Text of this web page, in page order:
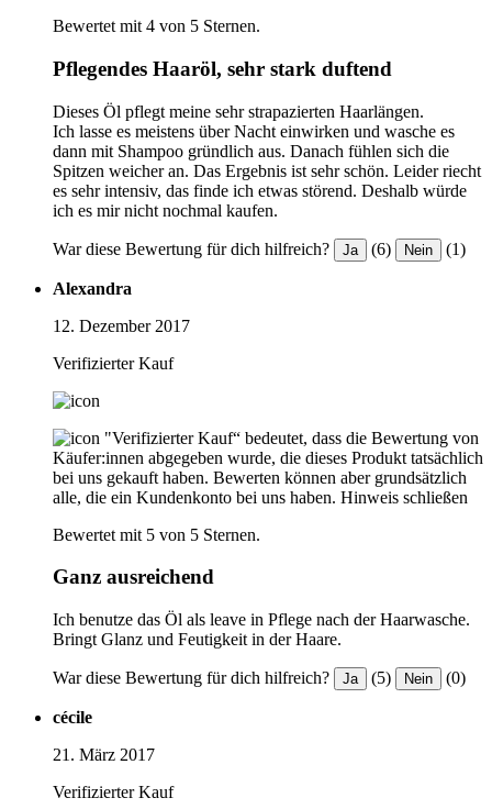
Bewertet mit 4 von 5 Sternen.
Pflegendes Haaröl, sehr stark duftend
Dieses Öl pflegt meine sehr strapazierten Haarlängen.
Ich lasse es meistens über Nacht einwirken und wasche es
dann mit Shampoo gründlich aus. Danach fühlen sich die
Spitzen weicher an. Das Ergebnis ist sehr schön. Leider riecht
es sehr intensiv, das finde ich etwas störend. Deshalb würde
ich es mir nicht nochmal kaufen.
War diese Bewertung für dich hilfreich? Ja (6) Nein (1)
Alexandra
12. Dezember 2017
Verifizierter Kauf
"Verifizierter Kauf“ bedeutet, dass die Bewertung von
Käufer:innen abgegeben wurde, die dieses Produkt tatsächlich
bei uns gekauft haben. Bewerten können aber grundsätzlich
alle, die ein Kundenkonto bei uns haben. Hinweis schließen
Bewertet mit 5 von 5 Sternen.
Ganz ausreichend
Ich benutze das Öl als leave in Pflege nach der Haarwasche.
Bringt Glanz und Feutigkeit in der Haare.
War diese Bewertung für dich hilfreich? Ja (5) Nein (0)
cécile
21. März 2017
Verifizierter Kauf